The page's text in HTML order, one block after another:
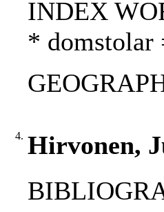
INDEX
* domstolar
4. Hirvonen,